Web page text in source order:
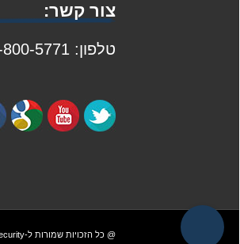
צור קשר:
טלפון: 050-800-5771
@ כל הזכויות שמורות ל-R-security